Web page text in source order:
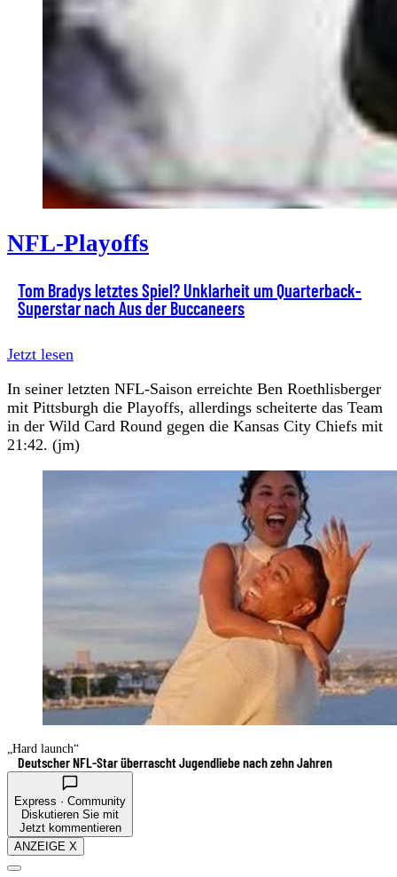
NFL-Playoffs
Tom Bradys letztes Spiel? Unklarheit um Quarterback-
Superstar nach Aus der Buccaneers
Jetzt lesen
In seiner letzten NFL-Saison erreichte Ben Roethlisberger
mit Pittsburgh die Playoffs, allerdings scheiterte das Team
in der Wild Card Round gegen die Kansas City Chiefs mit
21:42. (jm)
„Hard launch“
Deutscher NFL-Star überrascht Jugendliebe nach zehn Jahren
Express · Community
Diskutieren Sie mit
Jetzt kommentieren
ANZEIGE X